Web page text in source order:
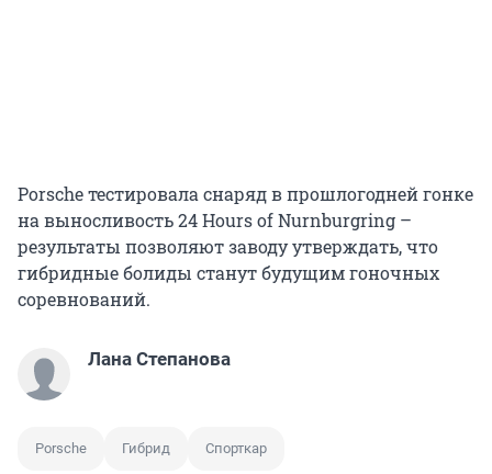
Porsche тестировала снаряд в прошлогодней гонке
на выносливость 24 Hours of Nurnburgring –
результаты позволяют заводу утверждать, что
гибридные болиды станут будущим гоночных
соревнований.
Лана Степанова
Porsche Гибрид Спорткар